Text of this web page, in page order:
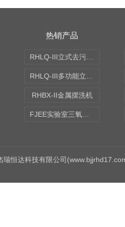
热销产品
RHBX-II金属摆洗机
恒达科技有限公司